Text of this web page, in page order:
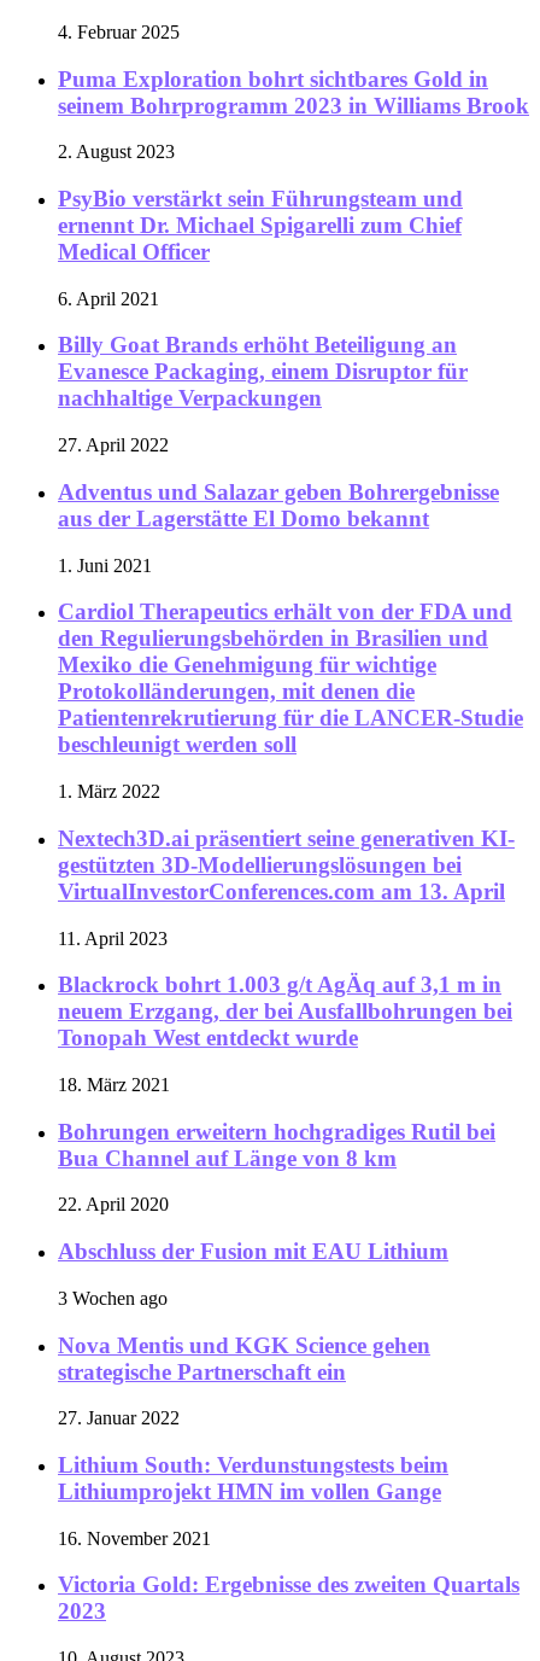
4. Februar 2025
Puma Exploration bohrt sichtbares Gold in
seinem Bohrprogramm 2023 in Williams Brook
2. August 2023
PsyBio verstärkt sein Führungsteam und
ernennt Dr. Michael Spigarelli zum Chief
Medical Officer
6. April 2021
Billy Goat Brands erhöht Beteiligung an
Evanesce Packaging, einem Disruptor für
nachhaltige Verpackungen
27. April 2022
Adventus und Salazar geben Bohrergebnisse
aus der Lagerstätte El Domo bekannt
1. Juni 2021
Cardiol Therapeutics erhält von der FDA und
den Regulierungsbehörden in Brasilien und
Mexiko die Genehmigung für wichtige
Protokolländerungen, mit denen die
Patientenrekrutierung für die LANCER-Studie
beschleunigt werden soll
1. März 2022
Nextech3D.ai präsentiert seine generativen KI-
gestützten 3D-Modellierungslösungen bei
VirtualInvestorConferences.com am 13. April
11. April 2023
Blackrock bohrt 1.003 g/t AgÄq auf 3,1 m in
neuem Erzgang, der bei Ausfallbohrungen bei
Tonopah West entdeckt wurde
18. März 2021
Bohrungen erweitern hochgradiges Rutil bei
Bua Channel auf Länge von 8 km
22. April 2020
Abschluss der Fusion mit EAU Lithium
3 Wochen ago
Nova Mentis und KGK Science gehen
strategische Partnerschaft ein
27. Januar 2022
Lithium South: Verdunstungstests beim
Lithiumprojekt HMN im vollen Gange
16. November 2021
Victoria Gold: Ergebnisse des zweiten Quartals
2023